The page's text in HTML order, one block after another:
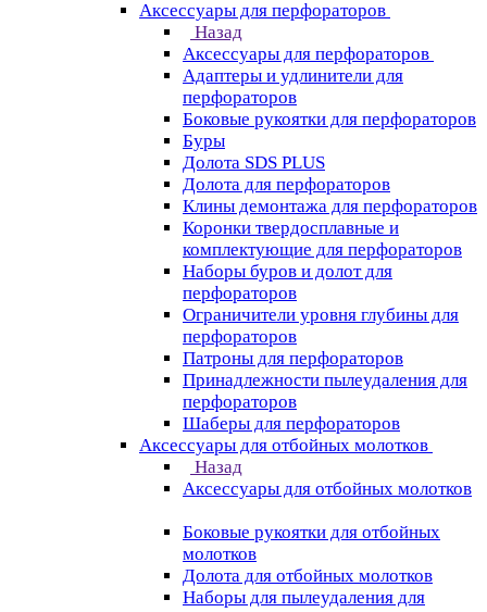
Аксессуары для перфораторов
Назад
Аксессуары для перфораторов
Адаптеры и удлинители для
перфораторов
Боковые рукоятки для перфораторов
Буры
Долота SDS PLUS
Долота для перфораторов
Клины демонтажа для перфораторов
Коронки твердосплавные и
комплектующие для перфораторов
Наборы буров и долот для
перфораторов
Ограничители уровня глубины для
перфораторов
Патроны для перфораторов
Принадлежности пылеудаления для
перфораторов
Шаберы для перфораторов
Аксессуары для отбойных молотков
Назад
Аксессуары для отбойных молотков
Боковые рукоятки для отбойных
молотков
Долота для отбойных молотков
Наборы для пылеудаления для